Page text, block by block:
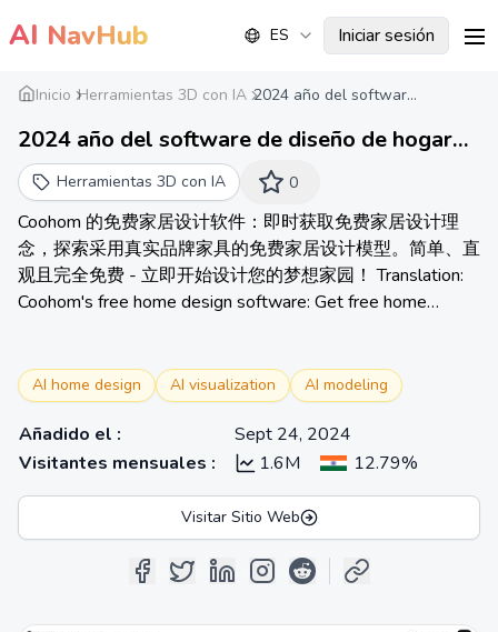
AI NavHub ES Iniciar sesión
Inicio Herramientas 3D con IA 2024 año del softwar...
2024 año del software de diseño de hogar
número uno en el mundo
Herramientas 3D con IA 0
Coohom 的免费家居设计软件：即时获取免费家居设计理
念，探索采用真实品牌家具的免费家居设计模型。简单、直
观且完全免费 - 立即开始设计您的梦想家园！ Translation:
Coohom's free home design software: Get free home
free - Start designing your dream home now!
AI home design AI visualization AI modeling
Añadido el :
Sept 24, 2024
Visitantes mensuales : 1.6M 12.79%
Visitar Sitio Web